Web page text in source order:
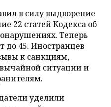
в силу выдворение
22 статей Кодекса об
Теперь
до 45. Иностранцев
к санкциям,
ситуации и
уделили